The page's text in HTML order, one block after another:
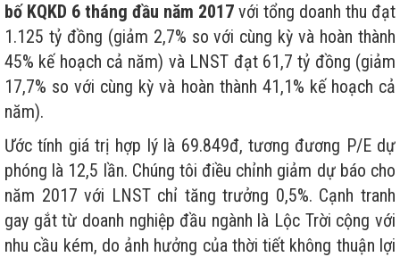
bố KQKD 6 tháng đầu năm 2017 với tổng doanh thu đạt
1.125 tỷ đồng (giảm 2,7% so với cùng kỳ và hoàn thành
45% kế hoạch cả năm) và LNST đạt 61,7 tỷ đồng (giảm
17,7% so với cùng kỳ và hoàn thành 41,1% kế hoạch cả
năm).
Ước tính giá trị hợp lý là 69.849đ, tương đương P/E dự
phóng là 12,5 lần. Chúng tôi điều chỉnh giảm dự báo cho
năm 2017 với LNST chỉ tăng trưởng 0,5%. Cạnh tranh
gay gắt từ doanh nghiệp đầu ngành là Lộc Trời cộng với
nhu cầu kém, do ảnh hưởng của thời tiết không thuận lợi